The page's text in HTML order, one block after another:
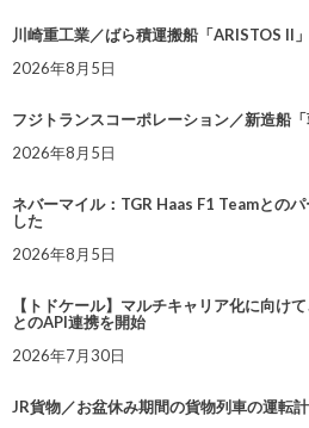
川崎重工業／ばら積運搬船「ARISTOS II
2026年8月5日
フジトランスコーポレーション／新造船
2026年8月5日
ネバーマイル：TGR Haas F1 Teamとの
した
2026年8月5日
【トドケール】マルチキャリア化に向け
とのAPI連携を開始
2026年7月30日
JR貨物／お盆休み期間の貨物列車の運転